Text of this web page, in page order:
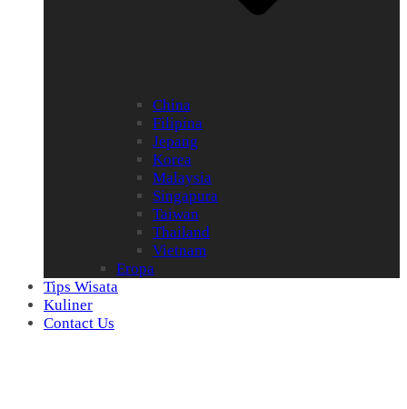
China
Filipina
Jepang
Korea
Malaysia
Singapura
Taiwan
Thailand
Vietnam
Eropa
Tips Wisata
Kuliner
Contact Us